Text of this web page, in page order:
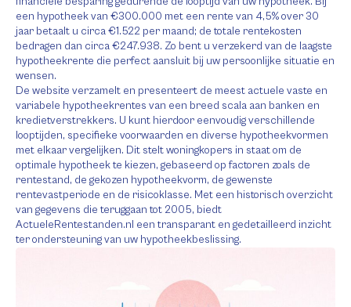
een hypotheek van €300.000 met een rente van 4,5% over 30
jaar betaalt u circa €1.522 per maand; de totale rentekosten
bedragen dan circa €247.938. Zo bent u verzekerd van de laagste
hypotheekrente die perfect aansluit bij uw persoonlijke situatie en
wensen.
De website verzamelt en presenteert de meest actuele vaste en
variabele hypotheekrentes van een breed scala aan banken en
kredietverstrekkers. U kunt hierdoor eenvoudig verschillende
looptijden, specifieke voorwaarden en diverse hypotheekvormen
met elkaar vergelijken. Dit stelt woningkopers in staat om de
optimale hypotheek te kiezen, gebaseerd op factoren zoals de
rentestand, de gekozen hypotheekvorm, de gewenste
rentevastperiode en de risicoklasse. Met een historisch overzicht
van gegevens die teruggaan tot 2005, biedt
ActueleRentestanden.nl een transparant en gedetailleerd inzicht
ter ondersteuning van uw hypotheekbeslissing.